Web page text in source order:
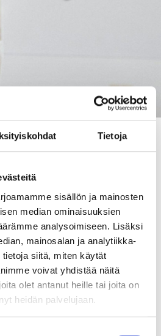
Tietoja
sisällön ja mainosten
median ominaisuuksien
analysoimiseen. Lisäksi
mainosalan ja analytiikka-
siitä, miten käytät
voivat yhdistää näitä
olet antanut heille tai joita on
heidän palvelujaan.
mukaisesti
Liiketoimintamme
henkilötietojen keräämistä ja
muun muassa henkilön nimi,
Olemme sitoutuneita
yksityisyyttä ja käsittelemme heitä
olevien tietosuojaselosteiden ja
mukaisesti.